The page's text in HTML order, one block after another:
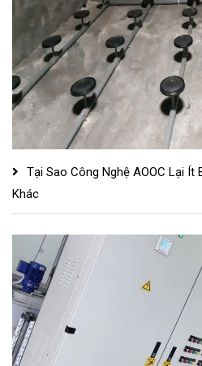
Tại Sao Công Nghệ AOOC Lại Ít
Khác